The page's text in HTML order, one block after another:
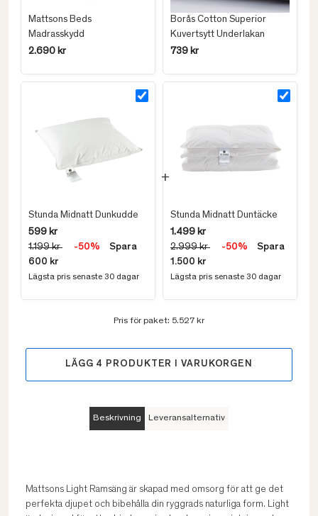
Mattsons Beds
Madrasskydd
2.690 kr
Borås Cotton Superior
Kuvertsytt Underlakan
739 kr
Stunda Midnatt Dunkudde
599 kr
1.199 kr
-50%
Spara
600 kr
Lägsta pris senaste 30 dagar
Stunda Midnatt Duntäcke
1.499 kr
2.999 kr
-50%
Spara
1.500 kr
Lägsta pris senaste 30 dagar
Pris för paket: 5.527 kr
LÄGG 4 PRODUKTER I VARUKORGEN
Beskrivning Leveransalternativ
Mattsons Light Ramsäng är skapad med omsorg för att ge det
perfekta djupet och bibehålla din ryggrads naturliga form. Light